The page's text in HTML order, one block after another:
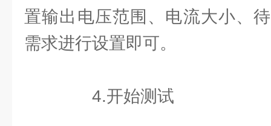
置输出电压范围、电流大小、
需求进行设置即可。
4.开始测试